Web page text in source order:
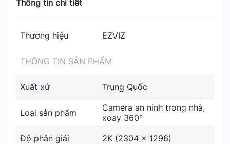
Thông tin chi tiết
Thương hiệu EZVIZ
THÔNG TIN SẢN PHẨM
Xuất xứ Trung Quốc
Loại sản phẩm
Camera an ninh trong nhà,
xoay 360°
Độ phân giải
2K (2304 x 1296)